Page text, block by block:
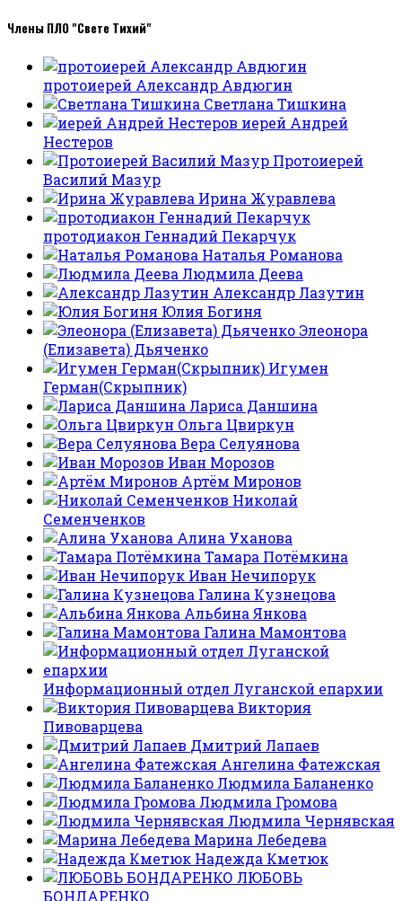
Члены ПЛО "Свете Тихий"
протоиерей Александр Авдюгин
Светлана Тишкина
иерей Андрей
Нестеров
Протоиерей
Василий Мазур
Ирина Журавлева
протодиакон Геннадий Пекарчук
Наталья Романова
Людмила Деева
Александр Лазутин
Юлия Богиня
Элеонора
(Елизавета) Дьяченко
Игумен
Герман(Скрыпник)
Лариса Даншина
Ольга Цвиркун
Вера Селуянова
Иван Морозов
Артём Миронов
Николай
Семенченков
Алина Уханова
Тамара Потёмкина
Иван Нечипорук
Галина Кузнецова
Альбина Янкова
Галина Мамонтова
Информационный отдел Луганской епархии
Виктория
Пивоварцева
Дмитрий Лапаев
Ангелина Фатежская
Людмила Баланенко
Людмила Громова
Людмила Чернявская
Марина Лебедева
Надежда Кметюк
ЛЮБОВЬ
БОНДАРЕНКО